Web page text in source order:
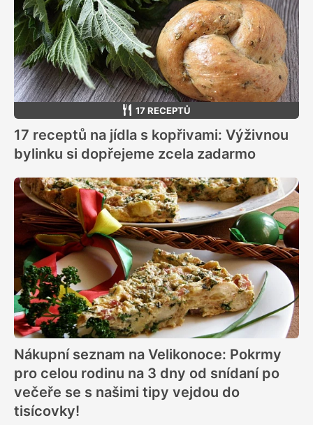
17 RECEPTŮ
17 receptů na jídla s kopřivami: Výživnou
bylinku si dopřejeme zcela zadarmo
Nákupní seznam na Velikonoce: Pokrmy
pro celou rodinu na 3 dny od snídaní po
večeře se s našimi tipy vejdou do
tisícovky!